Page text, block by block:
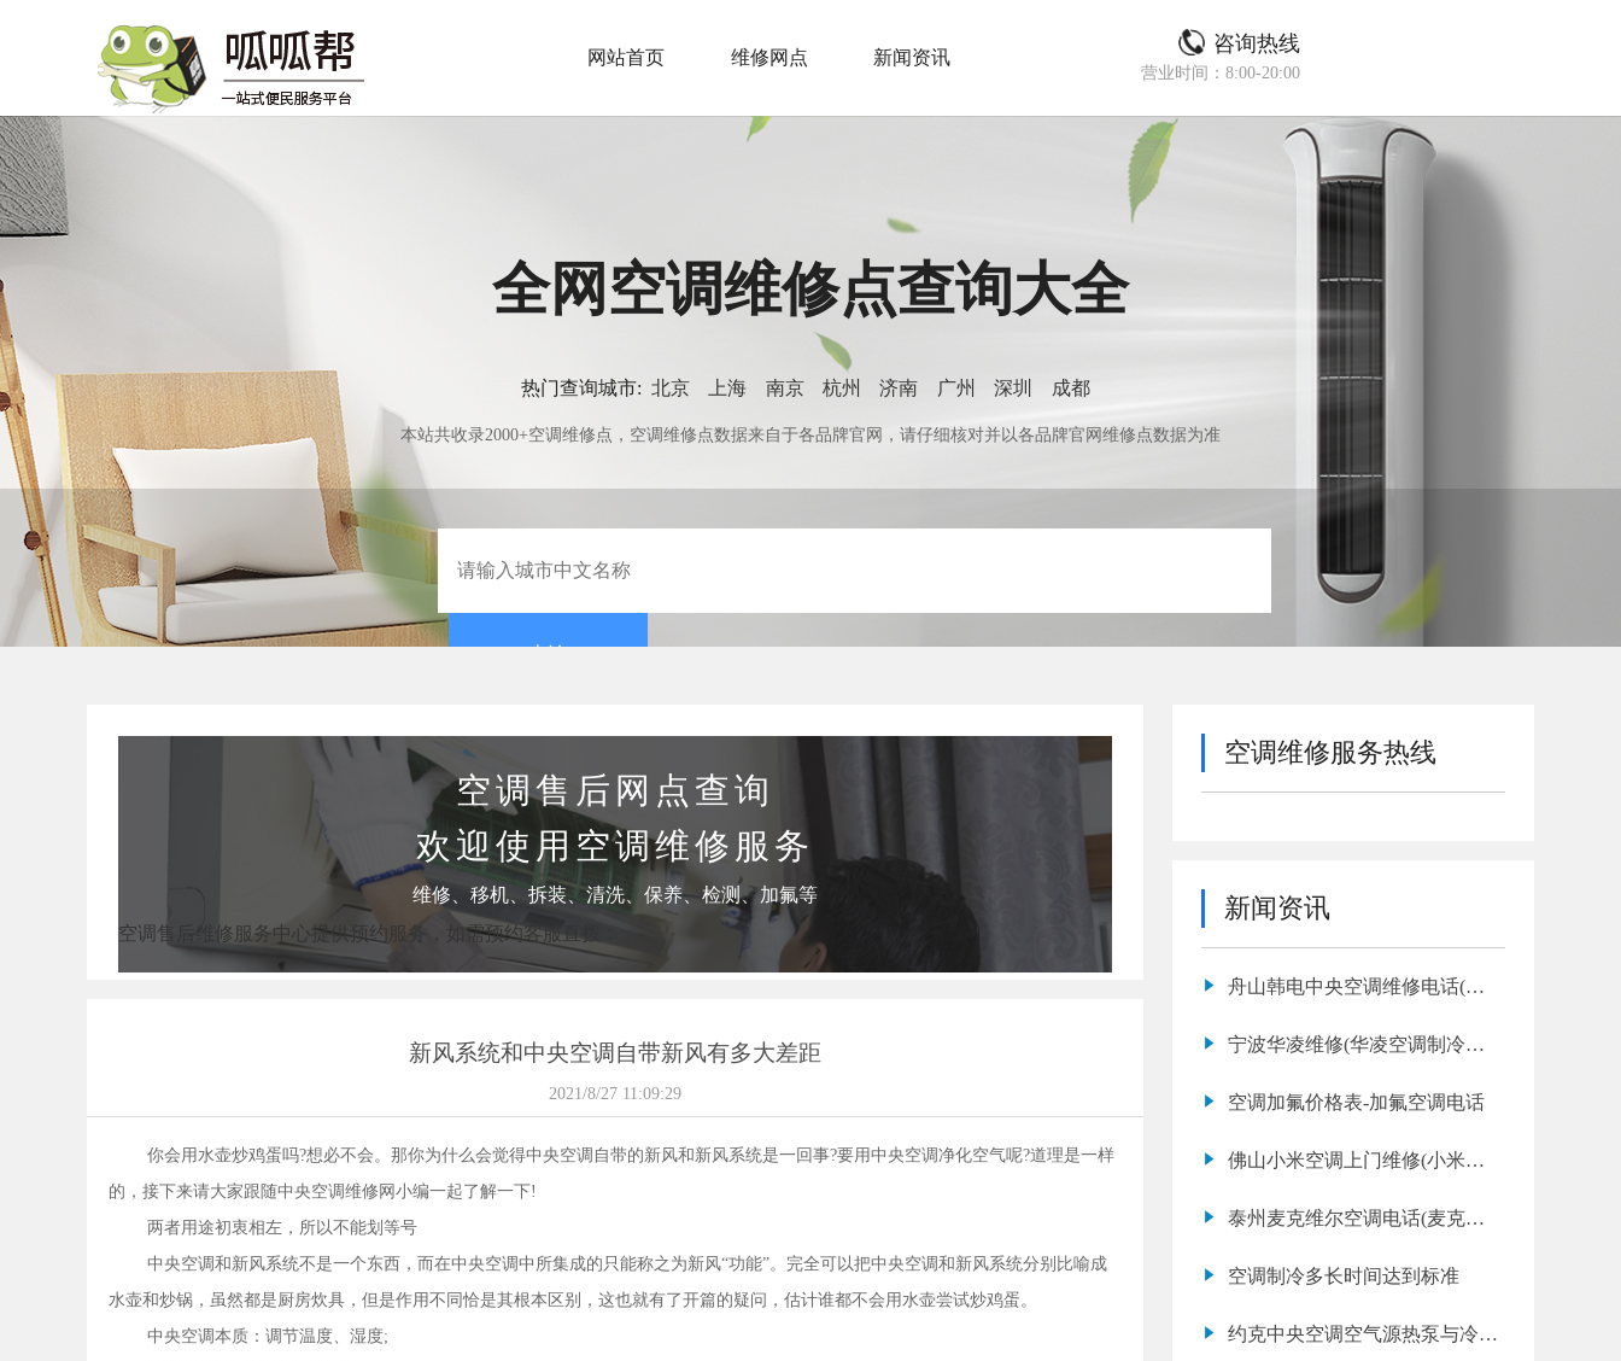
网站首页 维修网点 新闻资讯
咨询热线
营业时间：8:00-20:00
全网空调维修点查询大全
热门查询城市: 北京 上海 南京 杭州 济南 广州 深圳 成都
本站共收录2000+空调维修点，空调维修点数据来自于各品牌官网，请仔细核对并以各品牌官网维修点数据为准
空调售后网点查询
欢迎使用空调维修服务
维修、移机、拆装、清洗、保养、检测、加氟等
空调售后维修服务中心提供预约服务，如需预约客服直拨：
新风系统和中央空调自带新风有多大差距
2021/8/27 11:09:29
你会用水壶炒鸡蛋吗?想必不会。那你为什么会觉得中央空调自带的新风和新风系统是一回事?要用中央空调净化空气呢?道理是一样
的，接下来请大家跟随中央空调维修网小编一起了解一下!
两者用途初衷相左，所以不能划等号
中央空调和新风系统不是一个东西，而在中央空调中所集成的只能称之为新风“功能”。完全可以把中央空调和新风系统分别比喻成
水壶和炒锅，虽然都是厨房炊具，但是作用不同恰是其根本区别，这也就有了开篇的疑问，估计谁都不会用水壶尝试炒鸡蛋。
中央空调本质：调节温度、湿度;
空调维修服务热线
新闻资讯
舟山韩电中央空调维修电话(韩
宁波华凌维修(华凌空调制冷效
空调加氟价格表-加氟空调电话
佛山小米空调上门维修(小米空
泰州麦克维尔空调电话(麦克维
空调制冷多长时间达到标准
约克中央空调空气源热泵与冷暖